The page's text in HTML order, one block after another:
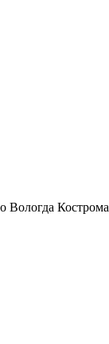
Вологда Кострома